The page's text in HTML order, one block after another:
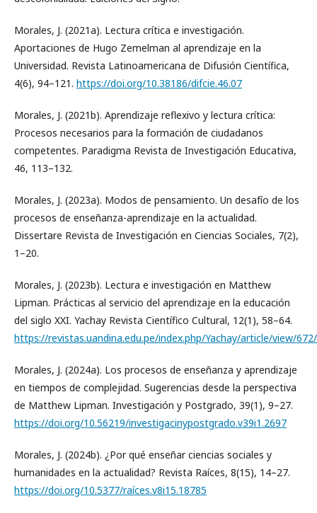
Morales, J. (2021a). Lectura crítica e investigación.
Aportaciones de Hugo Zemelman al aprendizaje en la
Universidad. Revista Latinoamericana de Difusión Científica,
4(6), 94–121. https://doi.org/10.38186/difcie.46.07
Morales, J. (2021b). Aprendizaje reflexivo y lectura crítica:
Procesos necesarios para la formación de ciudadanos
competentes. Paradigma Revista de Investigación Educativa,
46, 113–132.
Morales, J. (2023a). Modos de pensamiento. Un desafío de los
procesos de enseñanza-aprendizaje en la actualidad.
Dissertare Revista de Investigación en Ciencias Sociales, 7(2),
1–20.
Morales, J. (2023b). Lectura e investigación en Matthew
Lipman. Prácticas al servicio del aprendizaje en la educación
del siglo XXI. Yachay Revista Científico Cultural, 12(1), 58–64.
https://revistas.uandina.edu.pe/index.php/Yachay/article/view/
Morales, J. (2024a). Los procesos de enseñanza y aprendizaje
en tiempos de complejidad. Sugerencias desde la perspectiva
de Matthew Lipman. Investigación y Postgrado, 39(1), 9–27.
https://doi.org/10.56219/investigacinypostgrado.v39i1.2697
Morales, J. (2024b). ¿Por qué enseñar ciencias sociales y
humanidades en la actualidad? Revista Raíces, 8(15), 14–27.
https://doi.org/10.5377/raíces.v8i15.18785